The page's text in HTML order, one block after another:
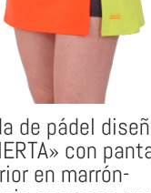
de pádel
con
en marrón-